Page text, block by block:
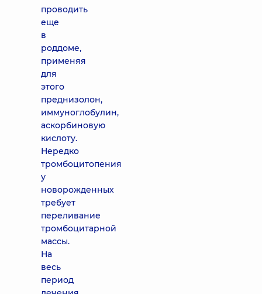
проводить
еще
в
роддоме,
применяя
для
этого
преднизолон,
иммуноглобулин,
аскорбиновую
кислоту.
Нередко
тромбоцитопения
у
новорожденных
требует
переливание
тромбоцитарной
массы.
На
весь
период